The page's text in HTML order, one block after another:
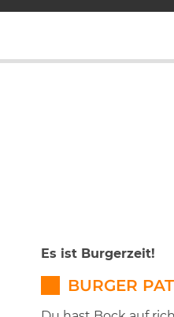
Es ist Burgerzeit!
BURGER